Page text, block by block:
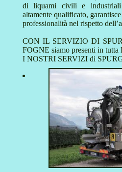
di liquami civili e industriali
altamente qualificato,
professionalità nel rispetto
CON IL SERVIZIO DI
FOGNE siamo presenti in
I NOSTRI SERVIZI di